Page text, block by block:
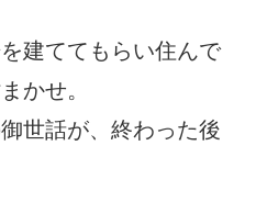
建ててもらい住んで
かせ。
世話が、終わった後